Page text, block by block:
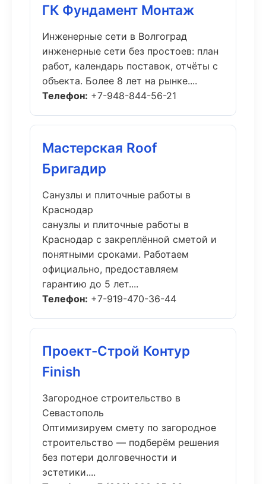
ГК Фундамент Монтаж
Инженерные сети в Волгоград
инженерные сети без простоев: план
работ, календарь поставок, отчёты с
объекта. Более 8 лет на рынке....
Телефон: +7-948-844-56-21
Мастерская Roof
Бригадир
Санузлы и плиточные работы в
Краснодар
санузлы и плиточные работы в
Краснодар с закреплённой сметой и
понятными сроками. Работаем
официально, предоставляем
гарантию до 5 лет....
Телефон: +7-919-470-36-44
Проект-Строй Контур
Finish
Загородное строительство в
Севастополь
Оптимизируем смету по загородное
строительство — подберём решения
без потери долговечности и
эстетики....